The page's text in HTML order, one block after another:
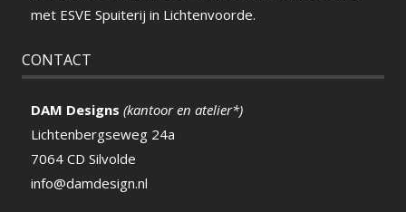
met ESVE Spuiterij in Lichtenvoorde.
CONTACT
DAM Designs (kantoor en atelier*)
Lichtenbergseweg 24a
7064 CD Silvolde
info@damdesign.nl